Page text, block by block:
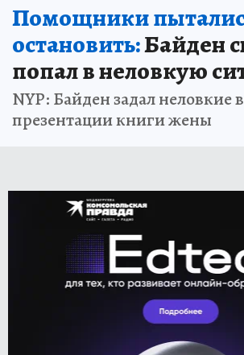
Помощники
остановить:Байден
попал в неловкую
NYP: Байден задал неловкие
презентации книги жены